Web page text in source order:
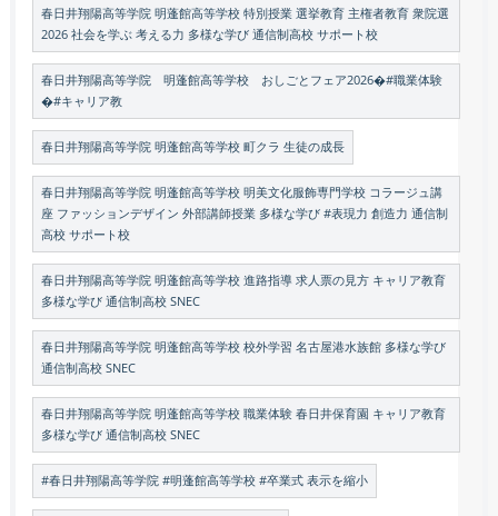
春日井翔陽高等学院 明蓬館高等学校 特別授業 選挙教育 主権者教育 衆院選
2026 社会を学ぶ 考える力 多様な学び 通信制高校 サポート校
春日井翔陽高等学院 明蓬館高等学校 おしごとフェア2026�#職業体験
�#キャリア教
春日井翔陽高等学院 明蓬館高等学校 町クラ 生徒の成長
春日井翔陽高等学院 明蓬館高等学校 明美文化服飾専門学校 コラージュ講
座 ファッションデザイン 外部講師授業 多様な学び #表現力 創造力 通信制
高校 サポート校
春日井翔陽高等学院 明蓬館高等学校 進路指導 求人票の見方 キャリア教育
多様な学び 通信制高校 SNEC
春日井翔陽高等学院 明蓬館高等学校 校外学習 名古屋港水族館 多様な学び
通信制高校 SNEC
春日井翔陽高等学院 明蓬館高等学校 職業体験 春日井保育園 キャリア教育
多様な学び 通信制高校 SNEC
#春日井翔陽高等学院 #明蓬館高等学校 #卒業式 表示を縮小